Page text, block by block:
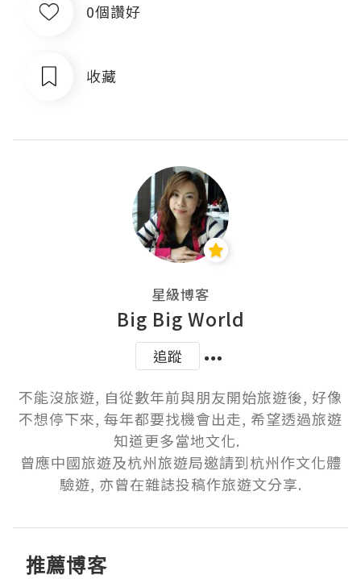
0個讚好
收藏
星級博客
Big Big World
追蹤
不能沒旅遊, 自從數年前與朋友開始旅遊後, 好像
不想停下來, 每年都要找機會出走, 希望透過旅遊
知道更多當地文化.
曾應中國旅遊及杭州旅遊局邀請到杭州作文化體
驗遊, 亦曾在雜誌投稿作旅遊文分享.
推薦博客